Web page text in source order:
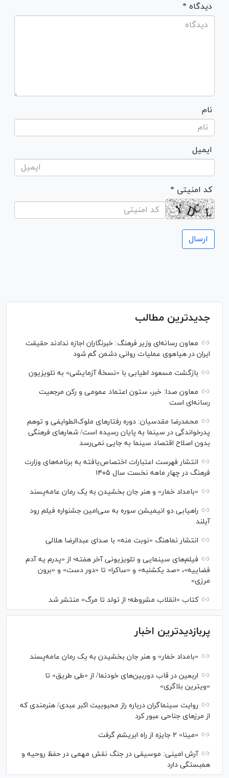
* دیدگاه
نام
ایمیل
* کد امنیتی
جدیدترین مطالب
معاون رسانه‌ای وزیر فرهنگ: خبرنگاران اجازه ندادند حقیقت
ایران در هیاهوی عملیات روانی دشمن گم شود
بازگشت مسعود اطیابی با «نسخهٔ آزمایشی» به تلویزیون
معاون صدا: خبر، ستون اعتماد عمومی و رکن مرجعیت
رسانه‌ای است
محمدرضا مقدسیان: دوره رفتارهای ملوک‌الطوایفی و توهم
پدرخواندگی در سینما به پایان رسیده است/ شعارهای فرهنگی
بدون اصلاح اقتصاد سینما به جایی نمی‌رسد
انتشار فهرست اعتبارات اختصاص‌یافته به برنامه‌های وزارت
فرهنگ در چهار ماهه نخست سال ۱۴۰۵
«بامداد خمار» و هنر جان بخشیدن به یک رمان عامه‌پسند
راهیابی دو انیمیشن سوره به سی‌امین جشنواره فیلم رود
آیلند
انتشار نماهنگ «نوبت منه» با صدای عبدالرضا هلالی
فیلم‌های سینمایی و تلویزیونی آخر هفته؛ از «پدرم یه آدم
فضاییه»، «صد یکشنبه» و «ساکرا» تا «دور دست» و «برون
مرزی»
کتاب «انقلاب مشروطه؛ از تولد تا مرگ» منتشر شد
پربازدیدترین اخبار
«بامداد خمار» و هنر جان بخشیدن به یک رمان عامه‌پسند
اربعین در قاب دوربین‌های خودنما/ از «طی طریق» تا
«ویترین بلاگری»
روایت سینماگران درباره راز محبوبیت اکبر عبدی/ هنرمندی که
از مرزهای جناحی عبور کرد
«مینا» ۲ جایزه از راه ابریشم گرفت
آرش امینی: موسیقی در جنگ نقش مهمی در حفظ روحیه و
همبستگی دارد